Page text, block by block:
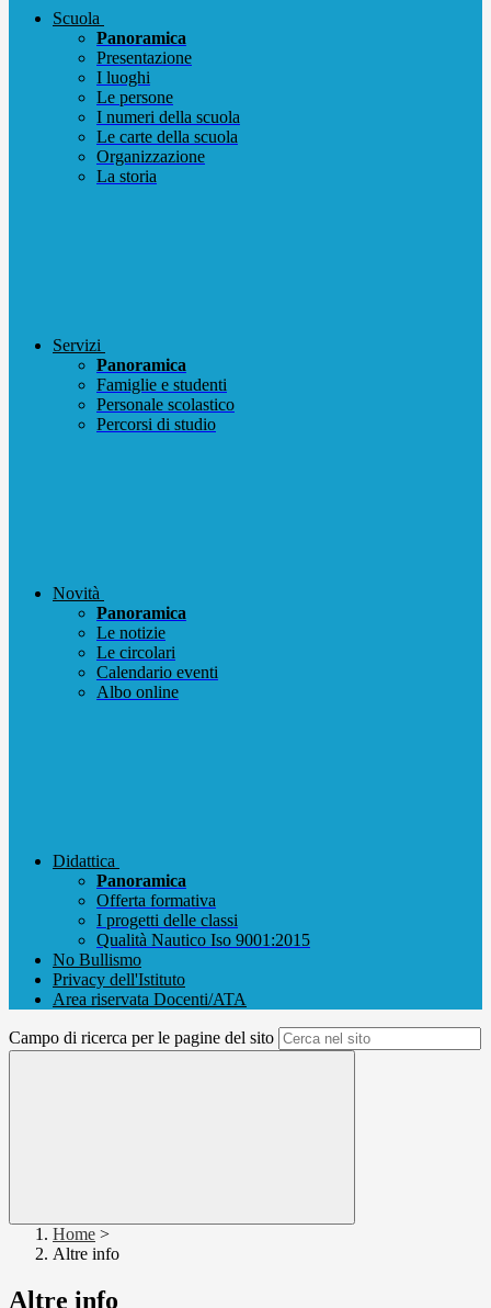
Scuola
Panoramica
Presentazione
I luoghi
Le persone
I numeri della scuola
Le carte della scuola
Organizzazione
La storia
Servizi
Panoramica
Famiglie e studenti
Personale scolastico
Percorsi di studio
Novità
Panoramica
Le notizie
Le circolari
Calendario eventi
Albo online
Didattica
Panoramica
Offerta formativa
I progetti delle classi
Qualità Nautico Iso 9001:2015
No Bullismo
Privacy dell'Istituto
Area riservata Docenti/ATA
Campo di ricerca per le pagine del sito
Home >
Altre info
Altre info